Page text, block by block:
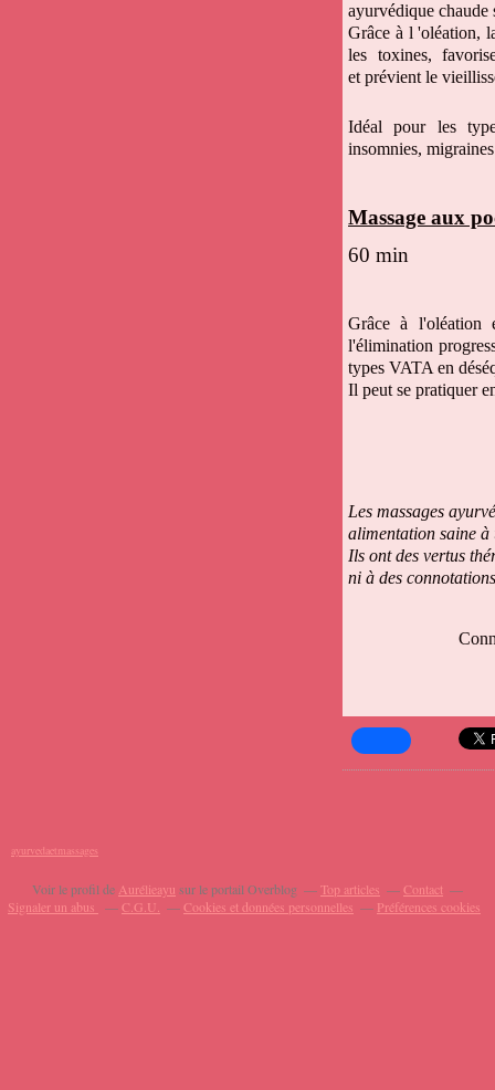
ayurvédique chaude
Grâce à l 'oléation,
les toxines,
et prévient le
Idéal pour les
insomnies,
Massage aux
60 min
Grâce à l'oléation
l'élimination
types VATA en
Il peut se pratiquer
Les massages
alimentation saine à
Ils ont des vertus
ni à des
ayurvedaetmassages
Voir le profil de Aurélieayu sur le portail Overblog Top articles
Contact
Signaler un abus
C.G.U. Cookies et données personnelles Préférences cookies